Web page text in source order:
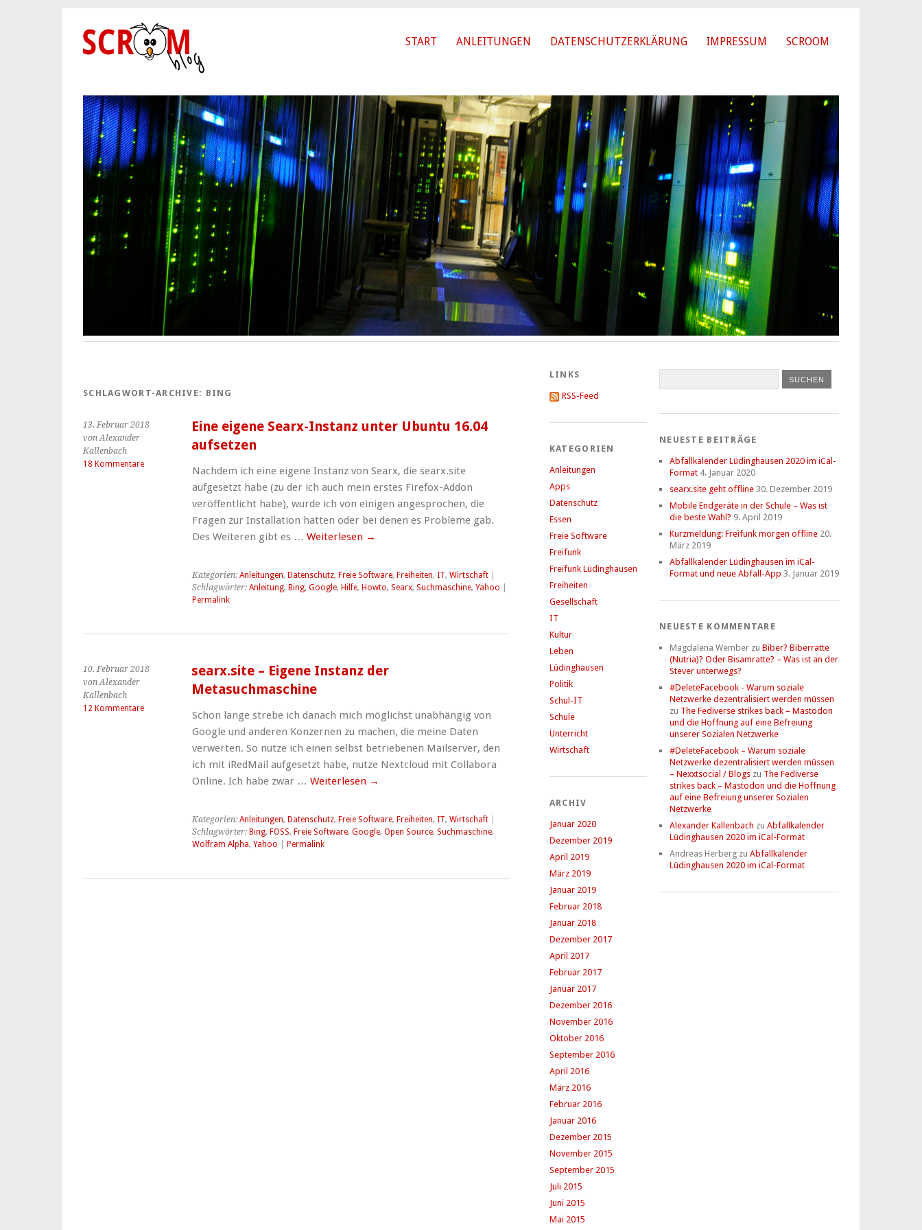
START ANLEITUNGEN DATENSCHUTZERKLÄRUNG IMPRESSUM SCROOM
SCHLAGWORT-ARCHIVE: BING
13. Februar 2018
von Alexander
Kallenbach
18 Kommentare
Eine eigene Searx-Instanz unter Ubuntu 16.04
aufsetzen
Nachdem ich eine eigene Instanz von Searx, die searx.site
aufgesetzt habe (zu der ich auch mein erstes Firefox-Addon
veröffentlicht habe), wurde ich von einigen angesprochen, die
Fragen zur Installation hatten oder bei denen es Probleme gab.
Des Weiteren gibt es … Weiterlesen →
Kategorien: Anleitungen, Datenschutz, Freie Software, Freiheiten, IT, Wirtschaft|
Schlagwörter: Anleitung, Bing, Google, Hilfe, Howto, Searx, Suchmaschine, Yahoo
Permalink
10. Februar 2018
von Alexander
Kallenbach
12 Kommentare
searx.site – Eigene Instanz der
Metasuchmaschine
Schon lange strebe ich danach mich möglichst unabhängig von
Google und anderen Konzernen zu machen, die meine Daten
verwerten. So nutze ich einen selbst betriebenen Mailserver, den
ich mit iRedMail aufgesetzt habe, nutze Nextcloud mit Collabora
Online. Ich habe zwar … Weiterlesen →
Kategorien: Anleitungen, Datenschutz, Freie Software, Freiheiten, IT, Wirtschaft|
Schlagwörter: Bing, FOSS, Freie Software, Google, Open Source, Suchmaschine,
Wolfram Alpha, Yahoo Permalink
LINKS
RSS-Feed
KATEGORIEN
Anleitungen
Apps
Datenschutz
Essen
Freie Software
Freifunk
Freifunk Lüdinghausen
Freiheiten
Gesellschaft
IT
Kultur
Leben
Lüdinghausen
Politik
Schul-IT
Schule
Unterricht
Wirtschaft
ARCHIV
Januar 2020
Dezember 2019
April 2019
März 2019
Januar 2019
Februar 2018
Januar 2018
Dezember 2017
April 2017
Februar 2017
Januar 2017
Dezember 2016
November 2016
Oktober 2016
September 2016
April 2016
März 2016
Februar 2016
Januar 2016
Dezember 2015
November 2015
September 2015
Juli 2015
Juni 2015
Mai 2015
NEUESTE BEITRÄGE
Abfallkalender Lüdinghausen 2020 im iCal-
Format 4. Januar 2020
searx.site geht offline 30. Dezember 2019
Mobile Endgeräte in der Schule – Was ist
die beste Wahl? 9. April 2019
Kurzmeldung: Freifunk morgen offline 20.
März 2019
Abfallkalender Lüdinghausen im iCal-
Format und neue Abfall-App 3. Januar 2019
NEUESTE KOMMENTARE
Magdalena Wember zu Biber? Biberratte
(Nutria)? Oder Bisamratte? – Was ist an der
Stever unterwegs?
#DeleteFacebook - Warum soziale
Netzwerke dezentralisiert werden müssen
zu The Fediverse strikes back – Mastodon
und die Hoffnung auf eine Befreiung
unserer Sozialen Netzwerke
#DeleteFacebook – Warum soziale
Netzwerke dezentralisiert werden müssen
– Nexxtsocial / Blogs zu The Fediverse
strikes back – Mastodon und die Hoffnung
auf eine Befreiung unserer Sozialen
Netzwerke
Alexander Kallenbach zu Abfallkalender
Lüdinghausen 2020 im iCal-Format
Andreas Herberg zu Abfallkalender
Lüdinghausen 2020 im iCal-Format